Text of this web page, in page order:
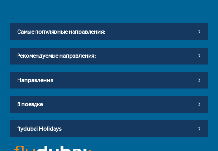
Самые популярные направления:
Рекомендуемые направления:
Направления
В поездке
flydubai Holidays